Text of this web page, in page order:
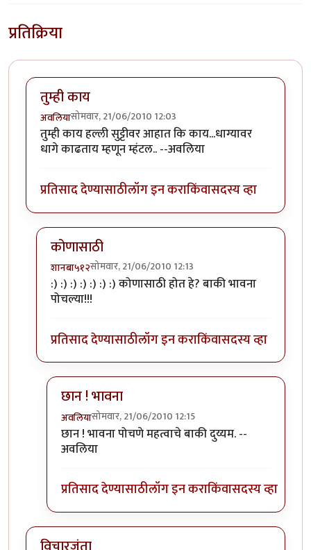
प्रतिक्रिया
तुम्ही काय
अवलियासोमवार, 21/06/2010 12:03
तुम्ही काय हल्ली सुट्टीवर आहात कि काय...धाग्यावर
धागे काढताय म्हणून म्हंटल.. --अवलिया
प्रतिसाद देण्यासाठीलॉग इन कराकिंवासदस्य व्हा
कोणासाठी
शानबा५१२सोमवार, 21/06/2010 12:13
In reply toतुम्ही कायbyअवलिया
:) :) :) :) :) :) :) कोणासाठी होत हे? बाकी भावना
पोचल्या!!!
प्रतिसाद देण्यासाठीलॉग इन कराकिंवासदस्य व्हा
छान ! भावना
अवलियासोमवार, 21/06/2010 12:15
In reply toकोणासाठीbyशानबा५१२
छान ! भावना पोचणे महत्वाचे बाकी दुय्यम. --
अवलिया
प्रतिसाद देण्यासाठीलॉग इन कराकिंवासदस्य व्हा